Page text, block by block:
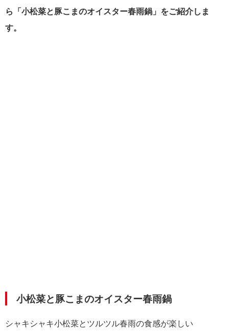
ら「小松菜と豚こまのオイスター春雨鍋」をご紹介しま
す。
小松菜と豚こまのオイスター春雨鍋
シャキシャキ小松菜とツルツル春雨の食感が楽しい